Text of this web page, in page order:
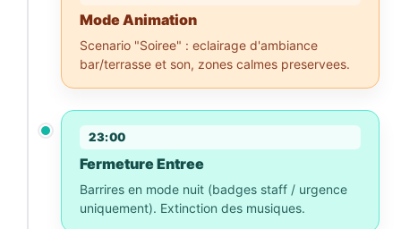
Mode Animation
Scenario "Soiree" : eclairage d'ambiance
bar/terrasse et son, zones calmes preservees.
23:00
Fermeture Entree
Barrires en mode nuit (badges staff / urgence
uniquement). Extinction des musiques.